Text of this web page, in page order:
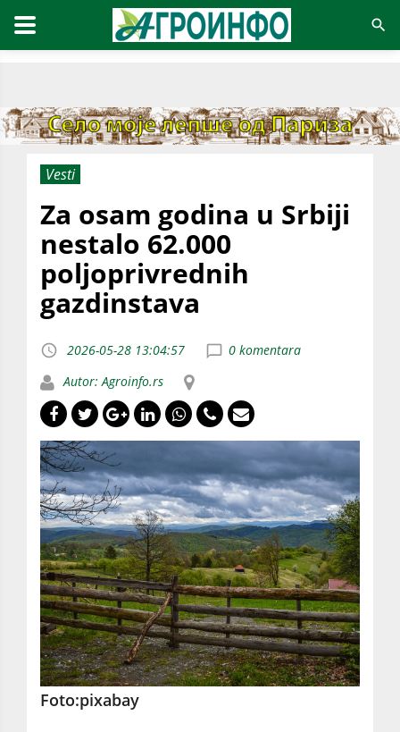
Vesti
Za osam godina u Srbiji
nestalo 62.000
poljoprivrednih
gazdinstava
2026-05-28 13:04:57
0 komentara
Autor: Agroinfo.rs
Foto:pixabay